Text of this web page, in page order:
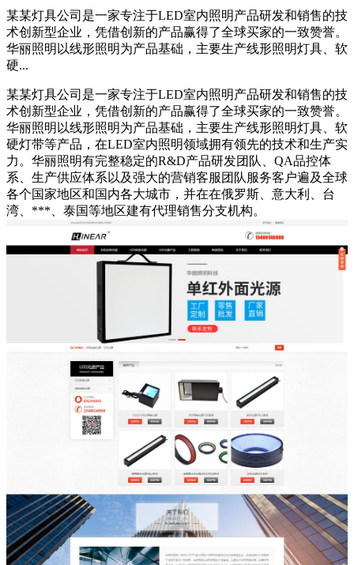
某某灯具公司是一家专注于LED室内照明产品研发和销售的技
术创新型企业，凭借创新的产品赢得了全球买家的一致赞誉。
华丽照明以线形照明为产品基础，主要生产线形照明灯具、软
硬...
某某灯具公司是一家专注于LED室内照明产品研发和销售的技
术创新型企业，凭借创新的产品赢得了全球买家的一致赞誉。
华丽照明以线形照明为产品基础，主要生产线形照明灯具、软
硬灯带等产品，在LED室内照明领域拥有领先的技术和生产实
力。华丽照明有完整稳定的R&D产品研发团队、QA品控体
系、生产供应体系以及强大的营销客服团队服务客户遍及全球
各个国家地区和国内各大城市，并在在俄罗斯、意大利、台
湾、***、泰国等地区建有代理销售分支机构。